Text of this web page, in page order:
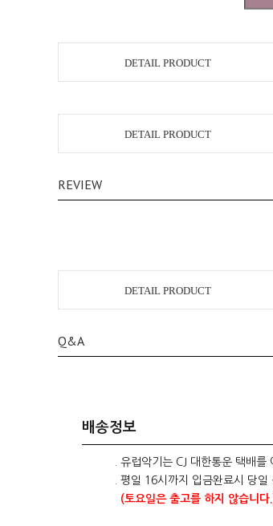
DETAIL PRODUCT
DETAIL PRODUCT
REVIEW
DETAIL PRODUCT
Q&A
배송정보
. 유럽악기는 CJ 대한통운 택배
. 평일 16시까지 입금완료시 당
(토요일은 출고를 하지 않습니다